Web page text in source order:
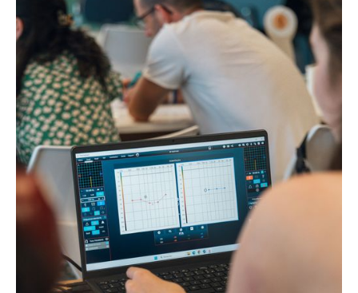
100% distanciel
DPC
100% Distanciel (2h30 en video-learning + 4h en
visioconférence +1h en video-learning + 30min
coaching)
Voir le programme
TRT : La masterclass (Présentiel)
"Maitrîsez la méthode"
Présentiel
Présentiel (3h en video-learning + 3h30 en
visioconférence + 4h30 en présentiel)
Voir le programme